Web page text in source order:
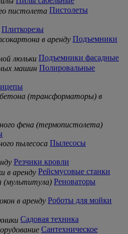
Пистолеты
Плиткорезы
Подъемники
Подъемники фасадные
Полировальные
Пылесосы
Резчики кровли
Рейсмусовые станки
Реноваторы
Роботы для мойки
Садовая техника
Сантехническое